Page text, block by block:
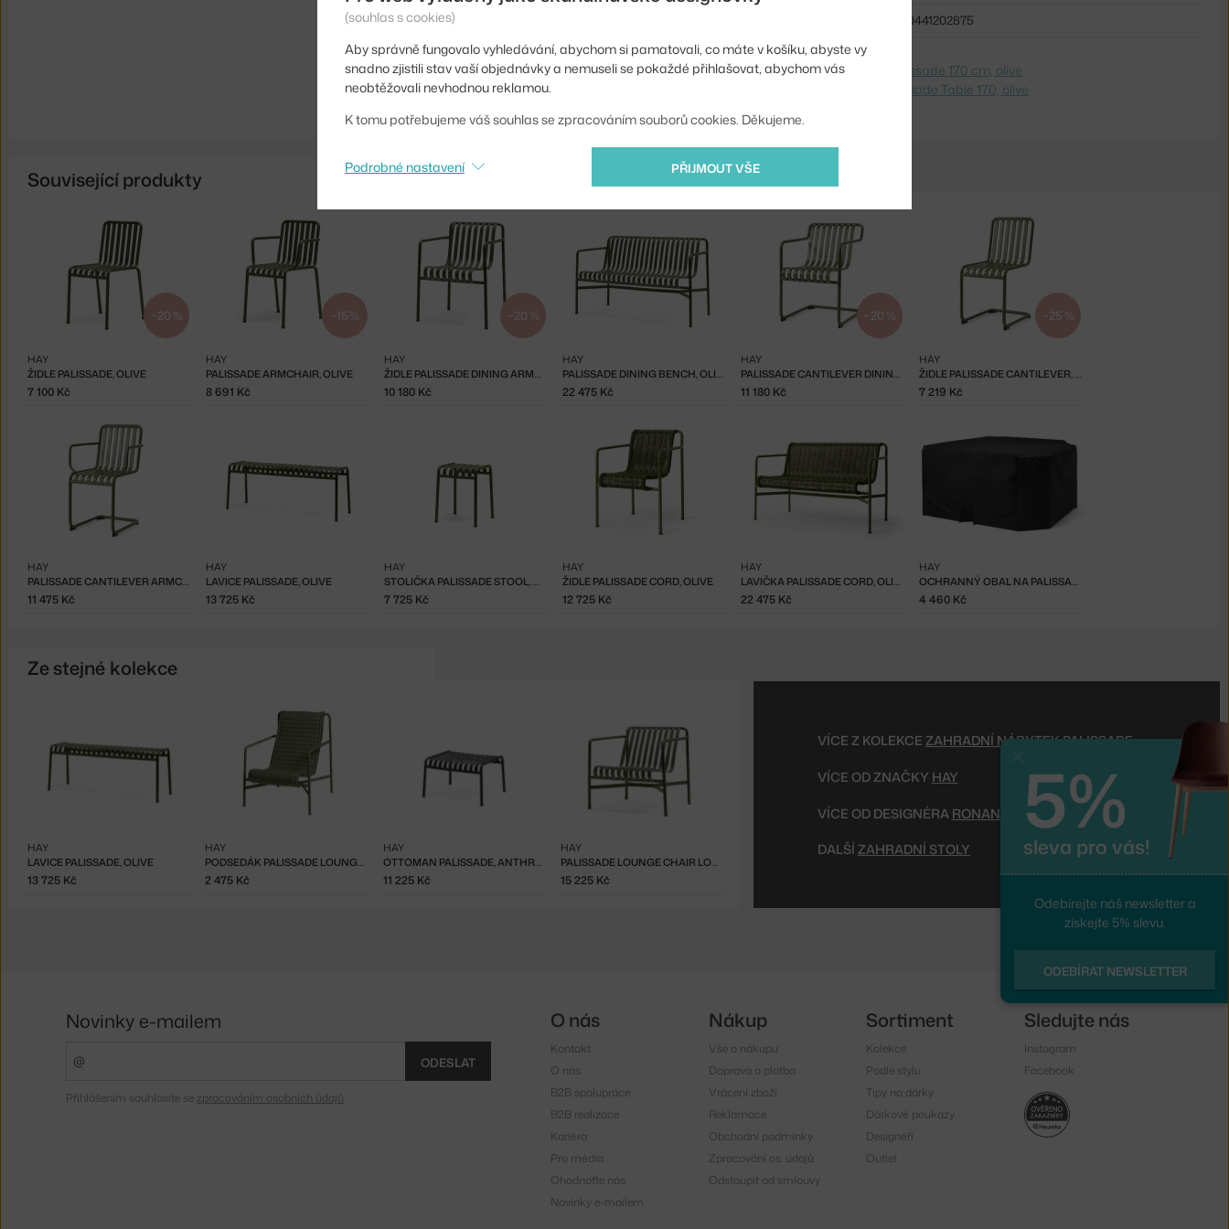
5710441202875
Ste zo Slovenska? Prejdite na
Stôl Palissade 170 cm, olive
Palissade Table 170, olive
Související produkty
−20 %
ŽIDLE PALISSADE, OLIVE
HAY
7 100 Kč
−15 %
PALISSADE ARMCHAIR, OLIVE
HAY
8 691 Kč
−20 %
ŽIDLE PALISSADE DINING ARMCHAIR, OLIVE
HAY
10 180 Kč
PALISSADE DINING BENCH, OLIVE
HAY
22 475 Kč
−20 %
PALISSADE CANTILEVER DINING ARMCHAIR, OLIVE
HAY
11 180 Kč
−25 %
ŽIDLE PALISSADE CANTILEVER, OLIVE
HAY
7 219 Kč
PALISSADE CANTILEVER ARMCHAIR, OLIVE
HAY
11 475 Kč
LAVICE PALISSADE, OLIVE
HAY
13 725 Kč
STOLIČKA PALISSADE STOOL, OLIVE
HAY
7 725 Kč
ŽIDLE PALISSADE CORD, OLIVE
HAY
12 725 Kč
LAVIČKA PALISSADE CORD, OLIVE
HAY
22 475 Kč
OCHRANNÝ OBAL NA PALISSADE TABLE 170
HAY
4 460 Kč
Ze stejné kolekce
LAVICE PALISSADE, OLIVE
HAY
13 725 Kč
PODSEDÁK PALISSADE LOUNGE CHAIR HIGH QUILTED, OLIVE
HAY
2 475 Kč
OTTOMAN PALISSADE, ANTHRACITE
HAY
11 225 Kč
PALISSADE LOUNGE CHAIR LOW, OLIVE
HAY
15 225 Kč
VÍCE Z KOLEKCE ZAHRADNÍ NÁBYTEK PALISSADE
VÍCE OD ZNAČKY HAY
VÍCE OD DESIGNÉRA RONAN & ERWAN BOUROULLEC
DALŠÍ ZAHRADNÍ STOLY
(souhlas s cookies)
Aby správně fungovalo vyhledávání, abychom si pamatovali, co máte v košíku, abyste vy
snadno zjistili stav vaší objednávky a nemuseli se pokaždé přihlašovat, abychom vás
neobtěžovali nevhodnou reklamou.
K tomu potřebujeme váš souhlas se zpracováním souborů cookies. Děkujeme.
PŘIJMOUT VŠE
Podrobné nastavení
5%
sleva pro vás!
Odebírejte náš newsletter a
získejte 5% slevu.
ODEBÍRAT NEWSLETTER
Novinky e-mailem
ODESLAT
Přihlášením souhlasíte se zpracováním osobních údajů
O nás
Kontakt
O nás
B2B spolupráce
B2B realizace
Kariéra
Pro média
Ohodnoťte nás
Novinky e-mailem
Nákup
Vše o nákupu
Doprava a platba
Vrácení zboží
Reklamace
Obchodní podmínky
Zpracování os. údajů
Odstoupit od smlouvy
Sortiment
Kolekce
Podle stylu
Tipy na dárky
Dárkové poukazy
Designéři
Outlet
Sledujte nás
Instagram
Facebook